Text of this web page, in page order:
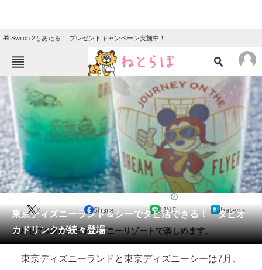
🎁 Switch 2もあたる！ プレゼントキャンペーン実施中！
ニュース
エンタメ クイズ
グルメ 地域
住まい 教育・育児
動物 リサーチ
会員記事
メディア
注目記事を集めた総合ページ
東京ディズニーランド＆シーでタピ活できる！ タピオ
カドリンクが続々登場
X Share LINE hatena
あわせて6種が東京ディズニーリゾートで楽しめます。
東京ディズニーランドと東京ディズニーシーは7月、